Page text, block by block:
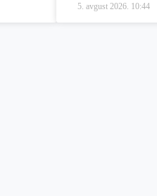
5. avgust 2026. 10:44